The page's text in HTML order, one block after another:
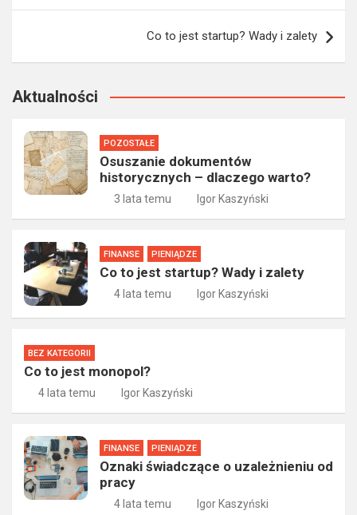
Co to jest startup? Wady i zalety
Aktualności
POZOSTAŁE
Osuszanie dokumentów
historycznych – dlaczego warto?
3 lata temu Igor Kaszyński
FINANSE PIENIĄDZE
Co to jest startup? Wady i zalety
4 lata temu Igor Kaszyński
BEZ KATEGORII
Co to jest monopol?
4 lata temu Igor Kaszyński
FINANSE PIENIĄDZE
Oznaki świadczące o uzależnieniu od
pracy
4 lata temu Igor Kaszyński